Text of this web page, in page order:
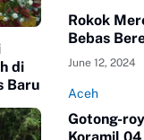
di
Baru
Rokok
Bebas
June 12, 2024
Aceh
Gotong-